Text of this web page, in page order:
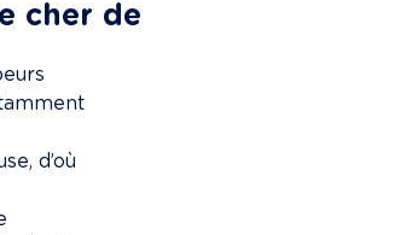
cher de
d’où